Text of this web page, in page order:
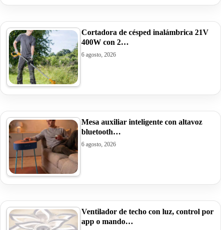
Cortadora de césped inalámbrica 21V
400W con 2…
6 agosto, 2026
Mesa auxiliar inteligente con altavoz
bluetooth…
6 agosto, 2026
Ventilador de techo con luz, control por
app o mando…